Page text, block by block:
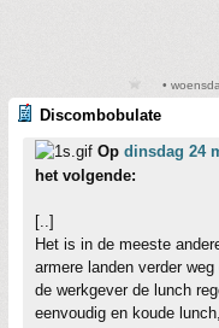
•
Discombobulate
Op dinsdag 24
het volgende:
[..]
Het is in de meeste
armere landen verder
de werkgever de lunch
eenvoudig en koude